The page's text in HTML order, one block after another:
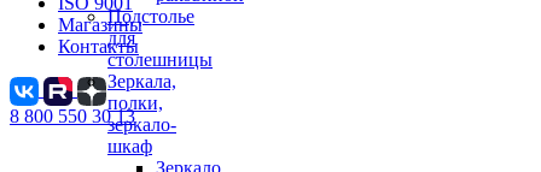
Подстолье
для
столешницы
Зеркала,
полки,
зеркало-
шкаф
Магазины
Контакты
8 800 550 30 13